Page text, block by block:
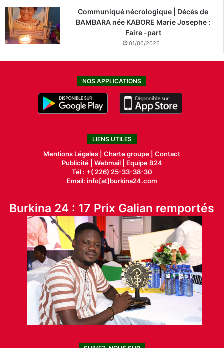
Communiqué nécrologique | Décès de
BAMBARA née KABORE Marie Josephe :
Faire -part
01/06/2026
NOS APPLICATIONS
LIENS UTILES
Mentions Légales | Charte groupe | Contact
Publicité| Webmail |
Equipe B24
Tél : +( 226) 25-33-38-30
Email: info[at]burkina24.com
Burkina 24 : 17 Prix Galian remportés